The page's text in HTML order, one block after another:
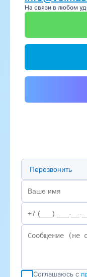
На связи в любом
Соглашаюсь с